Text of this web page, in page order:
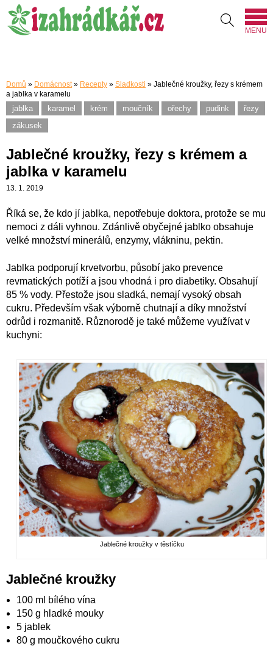
MENU
Domů » Domácnost» Recepty » Sladkosti » Jablečné kroužky, řezy s krémem
a jablka v karamelu
jablka karamel krém moučník ořechy pudink
řezy
zákusek
Jablečné kroužky, řezy s krémem a
jablka v karamelu
13. 1. 2019
Říká se, že kdo jí jablka, nepotřebuje doktora, protože se mu
nemoci z dáli vyhnou. Zdánlivě obyčejné jablko obsahuje
velké množství minerálů, enzymy, vlákninu, pektin.
Jablka podporují krvetvorbu, působí jako prevence
revmatických potíží a jsou vhodná i pro diabetiky. Obsahují
85 % vody. Přestože jsou sladká, nemají vysoký obsah
cukru. Především však výborně chutnají a díky množství
odrůd i rozmanitě. Různorodě je také můžeme využívat v
kuchyni:
Jablečné kroužky v těstíčku
Jablečné kroužky
100 ml bílého vína
150 g hladké mouky
5 jablek
80 g moučkového cukru